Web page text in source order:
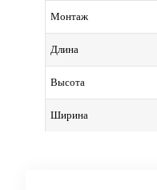
Монтаж
Длина
Высота
Ширина